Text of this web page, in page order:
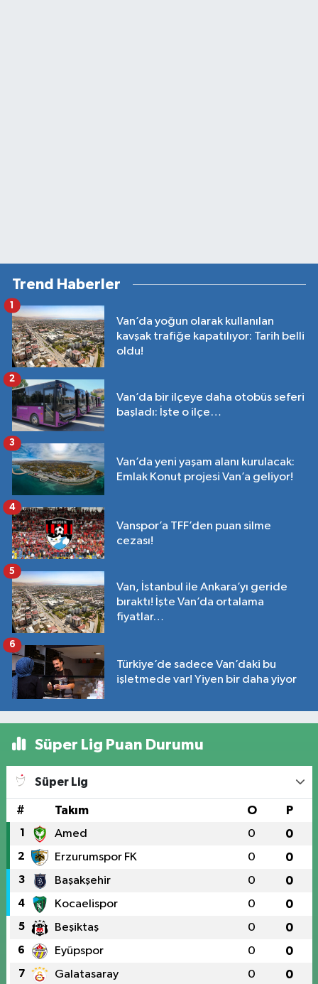
Trend Haberler
Van’da yoğun olarak kullanılan
kavşak trafiğe kapatılıyor: Tarih belli
oldu!
1
Van’da bir ilçeye daha otobüs seferi
başladı: İşte o ilçe…
2
Van’da yeni yaşam alanı kurulacak:
Emlak Konut projesi Van’a geliyor!
3
Vanspor’a TFF’den puan silme
cezası!
4
Van, İstanbul ile Ankara’yı geride
bıraktı! İşte Van’da ortalama
fiyatlar…
5
Türkiye’de sadece Van’daki bu
işletmede var! Yiyen bir daha yiyor
6
Süper Lig Puan Durumu
Süper Lig
# Takım O P
1 Amed 0 0
2 Erzurumspor FK 0 0
3 Başakşehir 0 0
4 Kocaelispor 0 0
5 Beşiktaş 0 0
6 Eyüpspor 0 0
7 Galatasaray 0 0